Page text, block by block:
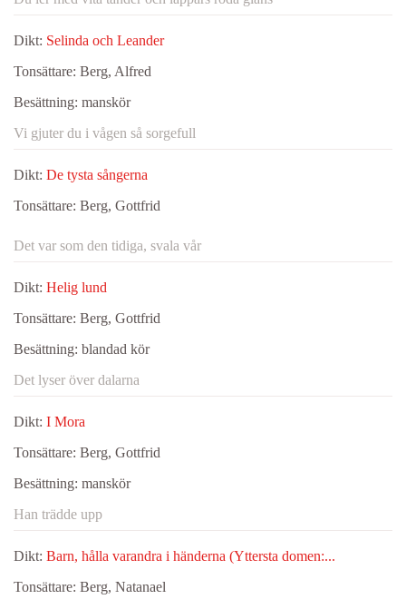
Dikt: Selinda och Leander
Tonsättare: Berg, Alfred
Besättning: manskör
Vi gjuter du i vågen så sorgefull
Dikt: De tysta sångerna
Tonsättare: Berg, Gottfrid
Det var som den tidiga, svala vår
Dikt: Helig lund
Tonsättare: Berg, Gottfrid
Besättning: blandad kör
Det lyser över dalarna
Dikt: I Mora
Tonsättare: Berg, Gottfrid
Besättning: manskör
Han trädde upp
Dikt: Barn, hålla varandra i händerna (Yttersta domen:...
Tonsättare: Berg, Natanael